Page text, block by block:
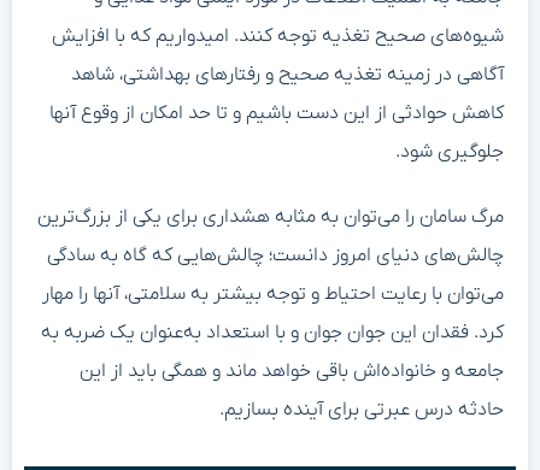
شیوه‌های صحیح تغذیه توجه کنند. امیدواریم که با افزایش
آگاهی در زمینه تغذیه صحیح و رفتارهای بهداشتی، شاهد
کاهش حوادثی از این دست باشیم و تا حد امکان از وقوع آنها
جلوگیری شود.
مرگ سامان را می‌توان به مثابه هشداری برای یکی از بزرگ‌ترین
چالش‌های دنیای امروز دانست؛ چالش‌هایی که گاه به سادگی
می‌توان با رعایت احتیاط و توجه بیشتر به سلامتی، آنها را مهار
کرد. فقدان این جوان جوان و با استعداد به‌عنوان یک ضربه به
جامعه و خانواده‌اش باقی خواهد ماند و همگی باید از این
حادثه درس عبرتی برای آینده بسازیم.